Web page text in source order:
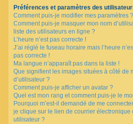
Préférences et paramètres des
Comment puis-je modifier mes paramètres ?
Comment puis-je masquer mon nom
liste des utilisateurs en ligne ?
L’heure n’est pas correcte !
J’ai réglé le fuseau horaire mais l’heure
pas correcte !
Ma langue n’apparaît pas dans la liste !
Que signifient les images situées à côté de
d’utilisateur ?
Comment puis-je afficher un avatar ?
Quel est mon rang et comment puis-je le
Pourquoi m’est-il demandé de me
je clique sur le lien de courrier électronique
utilisateur ?